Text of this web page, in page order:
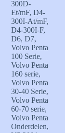
300D-
Et/mF,D4-
300I-At/mF,
D4-300I-F,
D6,D7,
Volvo Penta
100 Serie,
Volvo Penta
160 serie,
Volvo Penta
30-40 Serie,
Volvo Penta
60-70 serie,
Volvo Penta
Onderdelen,